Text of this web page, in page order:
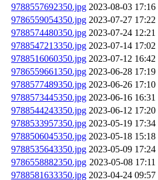
9788557692350.jpg 2023-08-03 17:16
9786559054350.jpg 2023-07-27 17:22
9788574480350.jpg 2023-07-24 12:21
9788547213350.jpg 2023-07-14 17:02
9788516060350.jpg 2023-07-12 16:42
9786559661350.jpg 2023-06-28 17:19
9788577489350.jpg 2023-06-26 17:10
9788573445350.jpg 2023-06-16 16:31
9788544243350.jpg 2023-06-12 17:20
9788533957350.jpg 2023-05-19 17:34
9788506045350.jpg 2023-05-18 15:18
9788535643350.jpg 2023-05-09 17:24
9786558882350.jpg 2023-05-08 17:11
9788581633350.jpg 2023-04-24 09:57